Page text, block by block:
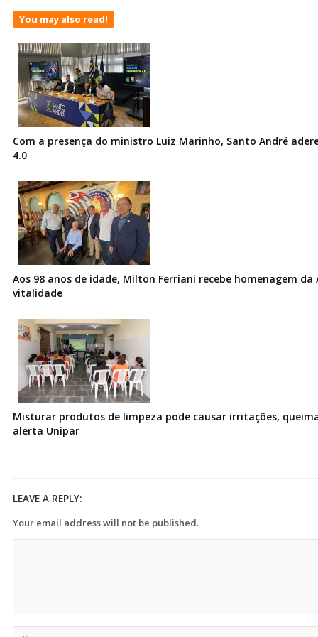
You may also read!
Com a presença do ministro Luiz Marinho, Santo André
4.0
Aos 98 anos de idade, Milton Ferriani recebe homenagem da
vitalidade
Misturar produtos de limpeza pode causar irritações,
alerta Unipar
LEAVE A REPLY:
Your email address will not be published.